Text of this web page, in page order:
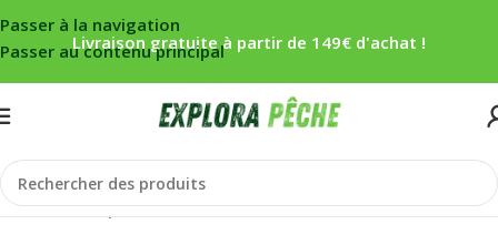
Passer à la navigation
Passer au contenu principal
Livraison gratuite à partir de 149€ d'achat !
Accueil/Carpe